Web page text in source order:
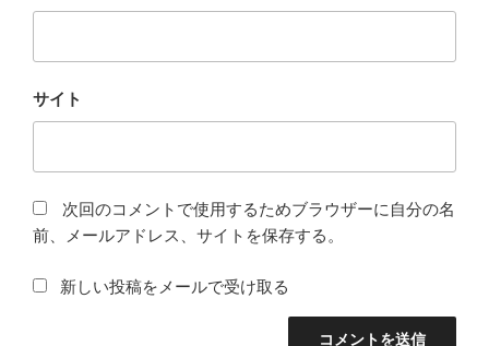
サイト
次回のコメントで使用するためブラウザーに自分の名
前、メールアドレス、サイトを保存する。
新しい投稿をメールで受け取る